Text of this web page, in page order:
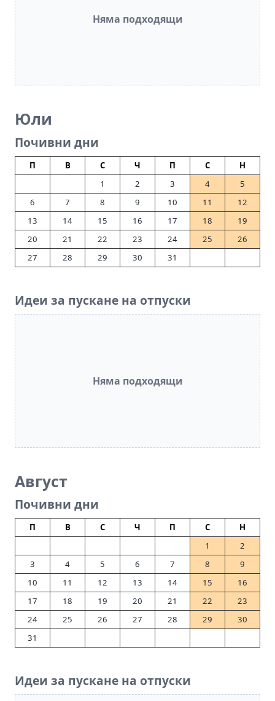
Няма подходящи
Юли
Почивни дни
П В С Ч П С
Н
1
2 3 4
5
6
7 8 9 10 11
12
13
14 15 16 17 18
19
20
21 22 23 24 25
26
27
28 29 30 31
Идеи за пускане на отпуски
Няма подходящи
Август
Почивни дни
П В С Ч П С
Н
1
2
3
4 5 6 7 8
9
10
11 12 13 14 15
16
17
18 19 20 21 22
23
24
25 26 27 28 29
30
31
Идеи за пускане на отпуски